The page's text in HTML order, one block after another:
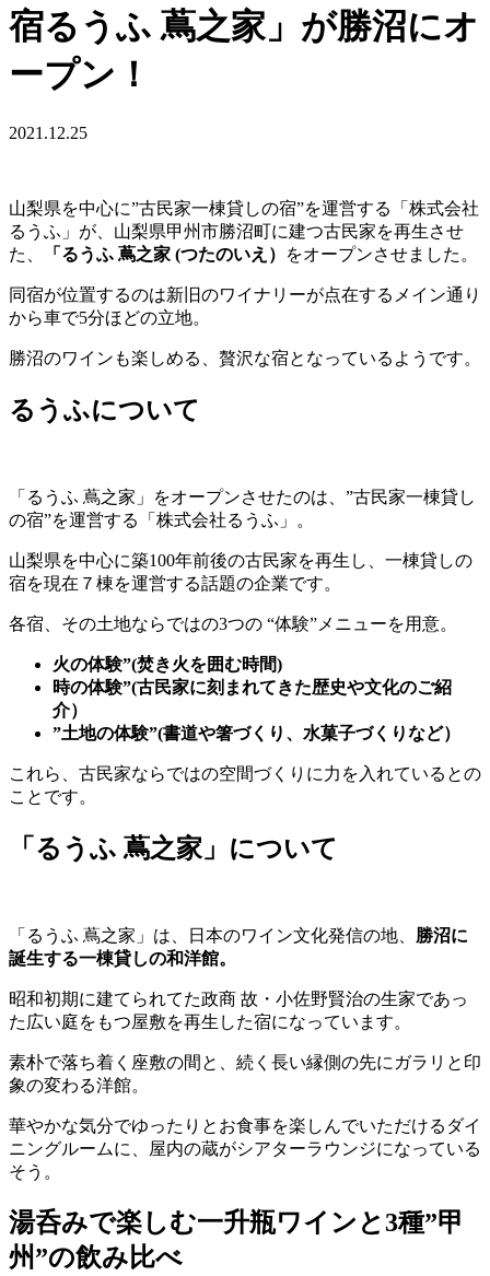
宿るうふ 蔦之家」が勝沼にオ
ープン！
2021.12.25
山梨県を中心に”古民家一棟貸しの宿”を運営する「株式会社
るうふ」が、山梨県甲州市勝沼町に建つ古民家を再生させ
た、
「るうふ 蔦之家 (つたのいえ） をオープンさせました。
同宿が位置するのは新旧のワイナリーが点在するメイン通り
から車で5分ほどの立地。
勝沼のワインも楽しめる、贅沢な宿となっているようです。
るうふについて
「るうふ 蔦之家」をオープンさせたのは、”古民家一棟貸し
の宿”を運営する「株式会社るうふ」。
山梨県を中心に築100年前後の古民家を再生し、一棟貸しの
宿を現在７棟を運営する話題の企業です。
各宿、その土地ならではの3つの “体験”メニューを用意。
火の体験”(焚き火を囲む時間)
時の体験”(古民家に刻まれてきた歴史や文化のご紹
介）
”土地の体験”(書道や箸づくり、水菓子づくりなど）
これら、古民家ならではの空間づくりに力を入れているとの
ことです。
「るうふ 蔦之家」について
「るうふ 蔦之家」は、日本のワイン文化発信の地、 勝沼に
誕生する一棟貸しの和洋館。
昭和初期に建てられてた政商 故・小佐野賢治の生家であっ
た広い庭をもつ屋敷を再生した宿になっています。
素朴で落ち着く座敷の間と、続く長い縁側の先にガラリと印
象の変わる洋館。
華やかな気分でゆったりとお食事を楽しんでいただけるダイ
ニングルームに、屋内の蔵がシアターラウンジになっている
そう。
湯呑みで楽しむ一升瓶ワインと3種”甲
州”の飲み比べ